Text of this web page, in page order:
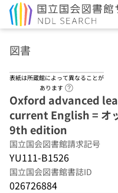
図書
表紙は所蔵館によって異なることが
あります
Oxford advanced
current English = オ
9th edition
国立国会図書館請求記号
YU111-B1526
国立国会図書館書誌ID
026726884